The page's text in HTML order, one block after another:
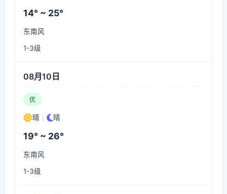
14° ~ 25°
东南风
1-3级
08月10日
优
晴 晴
19° ~ 26°
东南风
1-3级